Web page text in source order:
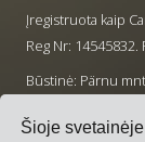
Šioje
Įregistruota kaip
Reg Nr: 14545832.
Būstinė: Pärnu
+372 5555 0028 ·